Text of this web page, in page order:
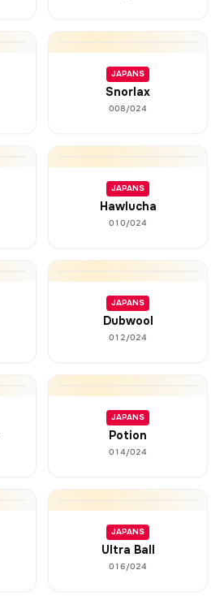
JAPANS
Snorlax
008/024
JAPANS
Hawlucha
010/024
JAPANS
Dubwool
012/024
JAPANS
Potion
014/024
JAPANS
Ultra Ball
016/024